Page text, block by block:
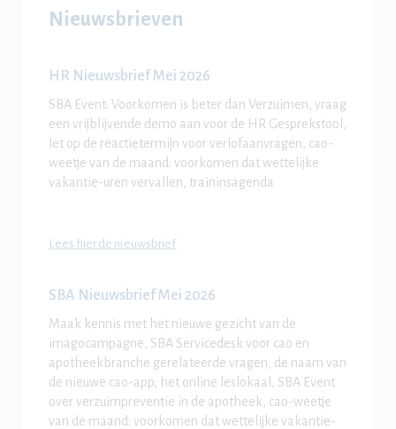
Nieuwsbrieven
HR Nieuwsbrief Mei 2026
SBA Event: Voorkomen is beter dan Verzuimen, vraag
een vrijblijvende demo aan voor de HR Gesprekstool,
let op de reactietermijn voor verlofaanvragen, cao-
weetje van de maand: voorkomen dat wettelijke
vakantie-uren vervallen, traininsagenda
Lees hier de nieuwsbrief
SBA Nieuwsbrief Mei 2026
Maak kennis met het nieuwe gezicht van de
imagocampagne, SBA Servicedesk voor cao en
apotheekbranche gerelateerde vragen, de naam van
de nieuwe cao-app, het online leslokaal, SBA Event
over verzuimpreventie in de apotheek, cao-weetje
van de maand: voorkomen dat wettelijke vakantie-